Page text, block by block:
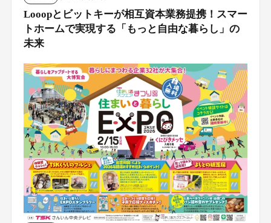
Looopとビットキーが相互資本業務提携！スマー
トホームで実現する「もっと自由な暮らし」の
未来